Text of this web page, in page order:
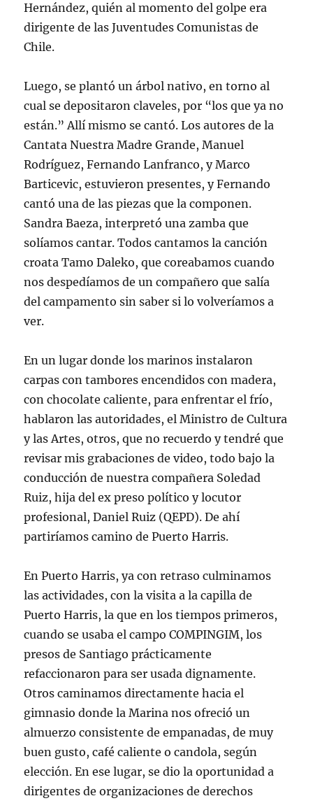
Hernández, quién al momento del golpe era
dirigente de las Juventudes Comunistas de
Chile.
Luego, se plantó un árbol nativo, en torno al
cual se depositaron claveles, por “los que ya no
están.” Allí mismo se cantó. Los autores de la
Cantata Nuestra Madre Grande, Manuel
Rodríguez, Fernando Lanfranco, y Marco
Barticevic, estuvieron presentes, y Fernando
cantó una de las piezas que la componen.
Sandra Baeza, interpretó una zamba que
solíamos cantar. Todos cantamos la canción
croata Tamo Daleko, que coreabamos cuando
nos despedíamos de un compañero que salía
del campamento sin saber si lo volveríamos a
ver.
En un lugar donde los marinos instalaron
carpas con tambores encendidos con madera,
con chocolate caliente, para enfrentar el frío,
hablaron las autoridades, el Ministro de Cultura
y las Artes, otros, que no recuerdo y tendré que
revisar mis grabaciones de video, todo bajo la
conducción de nuestra compañera Soledad
Ruiz, hija del ex preso político y locutor
profesional, Daniel Ruiz (QEPD). De ahí
partiríamos camino de Puerto Harris.
En Puerto Harris, ya con retraso culminamos
las actividades, con la visita a la capilla de
Puerto Harris, la que en los tiempos primeros,
cuando se usaba el campo COMPINGIM, los
presos de Santiago prácticamente
refaccionaron para ser usada dignamente.
Otros caminamos directamente hacia el
gimnasio donde la Marina nos ofreció un
almuerzo consistente de empanadas, de muy
buen gusto, café caliente o candola, según
elección. En ese lugar, se dio la oportunidad a
dirigentes de organizaciones de derechos